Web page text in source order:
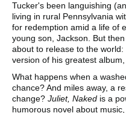
Tucker's been languishing
living in rural Pennsylvania
for redemption amid a life of
young son, Jackson. But
about to release to the
version of his greatest album,
What happens when a
chance? And miles away, a
change? Juliet, Naked is a
humorous novel about